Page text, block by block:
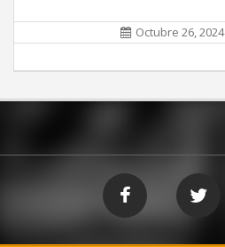
Octubre 26, 2024